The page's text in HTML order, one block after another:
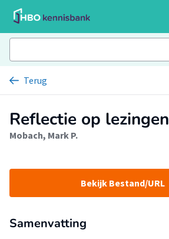
Terug
Reflectie op lezingen
Mobach, Mark P.
Bekijk Bestand/URL
Samenvatting